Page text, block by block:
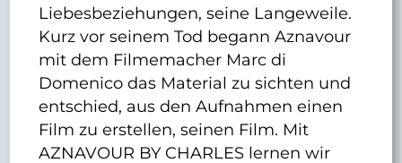
Liebesbeziehungen, seine Langeweile.
Kurz vor seinem Tod begann Aznavour
mit dem Filmemacher Marc di
Domenico das Material zu sichten und
entschied, aus den Aufnahmen einen
Film zu erstellen, seinen Film. Mit
AZNAVOUR BY CHARLES lernen wir